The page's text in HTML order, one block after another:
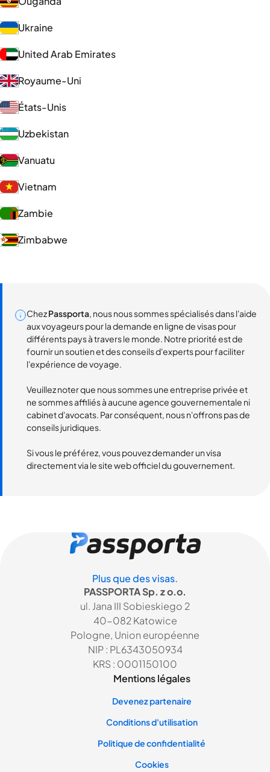
Ukraine
United Arab Emirates
Royaume-Uni
États-Unis
Uzbekistan
Vanuatu
Vietnam
Zambie
Zimbabwe
ChezPassporta, nous nous sommes spécialisés dans l'aide
aux voyageurs pour la demande en ligne de visas pour
différents pays à travers le monde. Notre priorité est de
fournir un soutien et des conseils d'experts pour faciliter
l'expérience de voyage.
Veuillez noter que nous sommes une entreprise privée et
ne sommes affiliés à aucune agence gouvernementale ni
cabinet d'avocats. Par conséquent, nous n'offrons pas de
conseils juridiques.
Si vous le préférez, vous pouvez demander un visa
directement via le site web officiel du gouvernement.
Plus que des visas.
PASSPORTA Sp. z o.o.
ul. Jana III Sobieskiego 2
40-082 Katowice
Pologne, Union européenne
NIP : PL6343050934
KRS : 0001150100
Mentions légales
Devenez partenaire
Conditions d'utilisation
Politique de confidentialité
Cookies